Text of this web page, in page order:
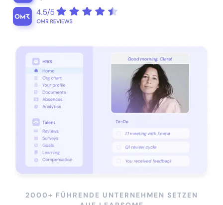
2000+ FÜHRENDE UNTERNEHMEN SETZEN